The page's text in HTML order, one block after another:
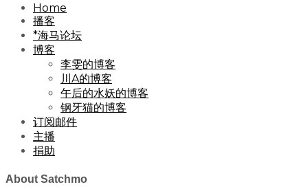
Home
播客
*海马论坛
博客
李雯的博客
川A的博客
午后的水妖的博客
钢牙猫的博客
订阅邮件
主播
捐助
About Satchmo